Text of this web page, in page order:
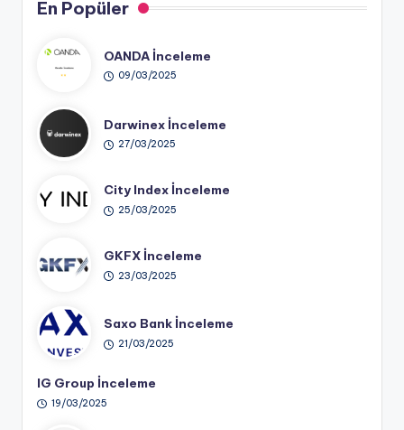
En Popüler
OANDA İnceleme
09/03/2025
Darwinex İnceleme
27/03/2025
City Index İnceleme
25/03/2025
GKFX İnceleme
23/03/2025
Saxo Bank İnceleme
21/03/2025
IG Group İnceleme
19/03/2025